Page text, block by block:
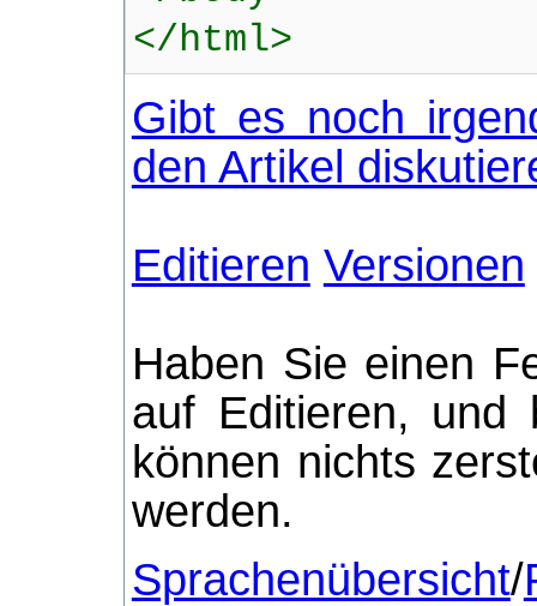
</html>
Gibt es noch
den Artikel
Editieren Versionen
Haben Sie einen
auf Editieren, und
können nichts
werden.
Sprachenübersicht/